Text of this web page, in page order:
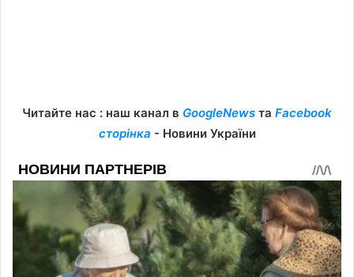
Читайте нас : наш канал в GoogleNews та Facebook
сторінка - Новини України